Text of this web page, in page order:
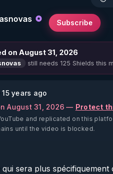
Subscribe
on August 31, 2026
still needs 125 Shields this
years ago
August 31, 2026 — Protect
and replicated on this
until the video is blocked.
sera plus